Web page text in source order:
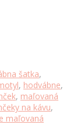
šatka,
, hodvábne,
, maľovaná
na kávu,
maľovaná